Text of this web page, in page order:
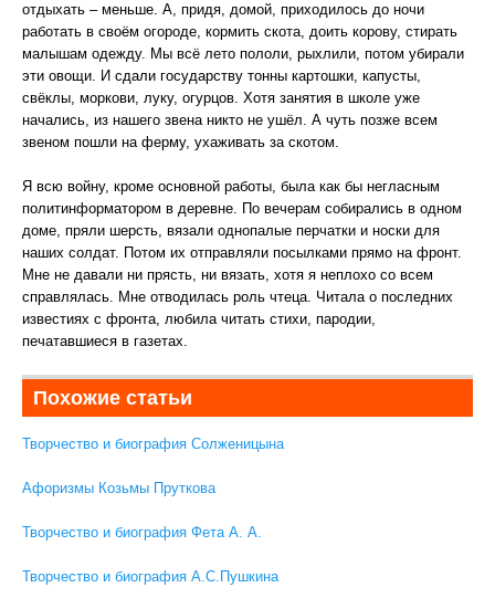
отдыхать – меньше. А, придя, домой, приходилось до ночи
работать в своём огороде, кормить скота, доить корову, стирать
малышам одежду. Мы всё лето пололи, рыхлили, потом убирали
эти овощи. И сдали государству тонны картошки, капусты,
свёклы, моркови, луку, огурцов. Хотя занятия в школе уже
начались, из нашего звена никто не ушёл. А чуть позже всем
звеном пошли на ферму, ухаживать за скотом.
Я всю войну, кроме основной работы, была как бы негласным
политинформатором в деревне. По вечерам собирались в одном
доме, пряли шерсть, вязали однопалые перчатки и носки для
наших солдат. Потом их отправляли посылками прямо на фронт.
Мне не давали ни прясть, ни вязать, хотя я неплохо со всем
справлялась. Мне отводилась роль чтеца. Читала о последних
известиях с фронта, любила читать стихи, пародии,
печатавшиеся в газетах.
Похожие статьи
Творчество и биография Солженицына
Афоризмы Козьмы Пруткова
Творчество и биография Фета А. А.
Творчество и биография А.С.Пушкина